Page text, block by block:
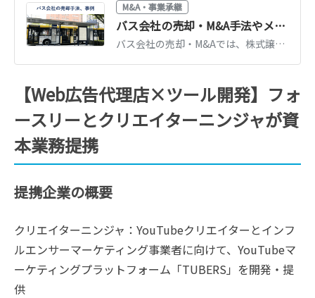
M&A・事業承継
バス会社の売却・M&A手法やメリット、事例
バス会社の売却・M&Aでは、株式譲渡や事業譲渡、合併の手法が用いられます。手法ごとにメリットや手続きは異なるため、違いを理解しましょう。バス会社の売却手法やメリット、M&A動向・事例を徹底解説します。
【Web広告代理店×ツール開発】フォ
ースリーとクリエイターニンジャが資
本業務提携
提携企業の概要
クリエイターニンジャ：YouTubeクリエイターとインフ
ルエンサーマーケティング事業者に向けて、YouTubeマ
ーケティングプラットフォーム「TUBERS」を開発・提
供